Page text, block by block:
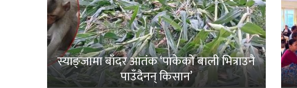
स्याङ्जामा बाँदर आतंक ‘पाकेको बाली भित्राउनै
पाउँदैनन् किसान’